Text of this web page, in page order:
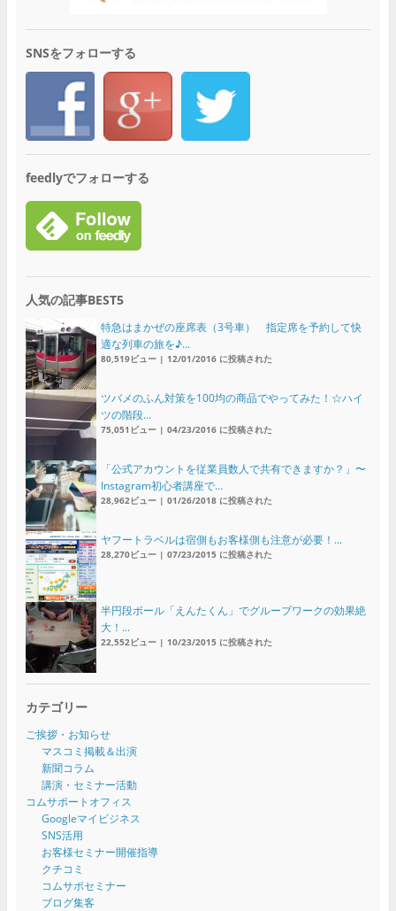
SNSをフォローする
feedlyでフォローする
人気の記事BEST5
特急はまかぜの座席表（3号車） 指定席を予約して快
適な列車の旅を♪...
80,519ビュー| 12/01/2016 に投稿された
ツバメのふん対策を100均の商品でやってみた！☆ハイ
ツの階段...
75,051ビュー| 04/23/2016 に投稿された
「公式アカウントを従業員数人で共有できますか？」〜
Instagram初心者講座で...
28,962ビュー| 01/26/2018 に投稿された
ヤフートラベルは宿側もお客様側も注意が必要！...
28,270ビュー| 07/23/2015 に投稿された
半円段ボール「えんたくん」でグループワークの効果絶
大！...
22,552ビュー| 10/23/2015 に投稿された
カテゴリー
ご挨拶・お知らせ
マスコミ掲載＆出演
新聞コラム
講演・セミナー活動
コムサポートオフィス
Googleマイビジネス
SNS活用
お客様セミナー開催指導
クチコミ
コムサポセミナー
ブログ集客